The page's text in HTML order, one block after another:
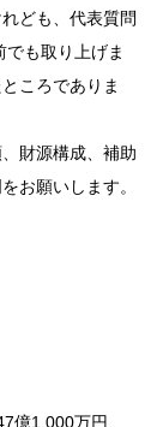
ども、代表質問
も取り上げま
ころでありま
財源構成、補助
お願いします。
億1,000万円、